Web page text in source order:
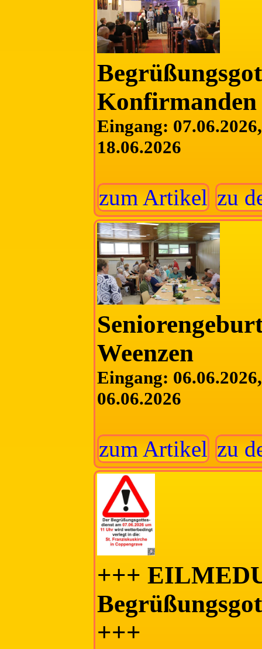
Konfirmanden
Eingang:
18.06.2026
zum Artikel zu
Weenzen
Eingang:
06.06.2026
zum Artikel zu
+++
+++